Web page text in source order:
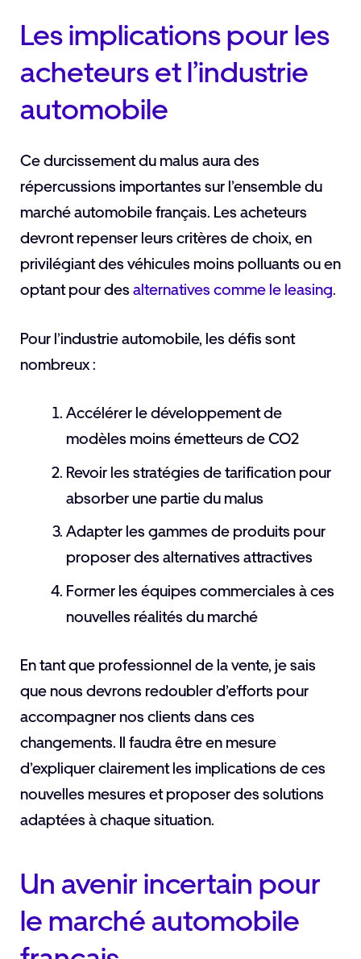
Les implications pour les
acheteurs et l’industrie
automobile
Ce durcissement du malus aura des
répercussions importantes sur l’ensemble du
marché automobile français. Les acheteurs
devront repenser leurs critères de choix, en
privilégiant des véhicules moins polluants ou en
optant pour des alternatives comme le leasing.
Pour l’industrie automobile, les défis sont
nombreux :
Accélérer le développement de
modèles moins émetteurs de CO2
Revoir les stratégies de tarification pour
absorber une partie du malus
Adapter les gammes de produits pour
proposer des alternatives attractives
Former les équipes commerciales à ces
nouvelles réalités du marché
En tant que professionnel de la vente, je sais
que nous devrons redoubler d’efforts pour
accompagner nos clients dans ces
changements. Il faudra être en mesure
d’expliquer clairement les implications de ces
nouvelles mesures et proposer des solutions
adaptées à chaque situation.
Un avenir incertain pour
le marché automobile